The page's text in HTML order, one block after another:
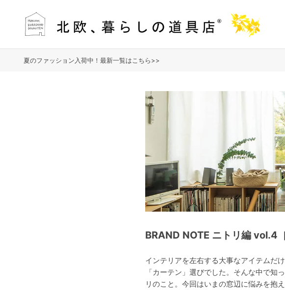
夏のファッション入荷中！最新一覧はこちら>>
BRAND NOTE ニトリ編 vol.4
インテリアを左右する大事なアイテムだ
「カーテン」選びでした。そんな中で知
リのこと。今回はいまの窓辺に悩みを抱